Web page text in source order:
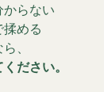
からない
める
、
ださい。